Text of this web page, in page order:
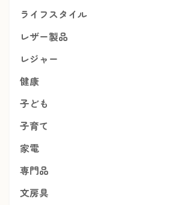
ライフスタイル
レザー製品
レジャー
健康
子ども
子育て
家電
専門品
文房具